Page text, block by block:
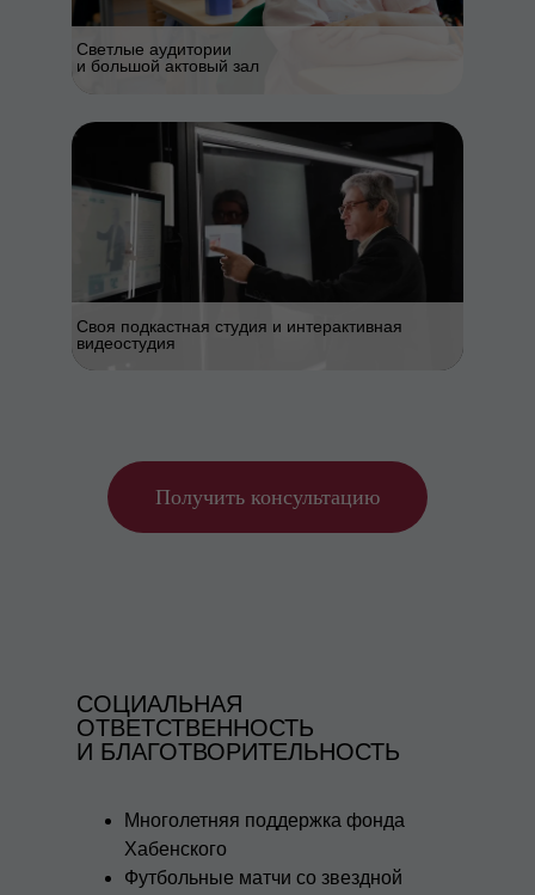
Своя подкастная студия и интерактивная
видеостудия
Светлые аудитории
и большой актовый зал
Получить консультацию
СОЦИАЛЬНАЯ
ОТВЕТСТВЕННОСТЬ
И БЛАГОТВОРИТЕЛЬНОСТЬ
Многолетняя поддержка фонда
Хабенского
Футбольные матчи со звездной